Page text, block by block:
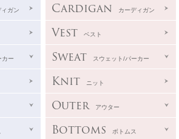
ィガン
カー
Cardigan カーディガン
Vest ベスト
Sweat スウェット/パーカー
Knit ニット
Outer アウター
Bottoms ボトムス